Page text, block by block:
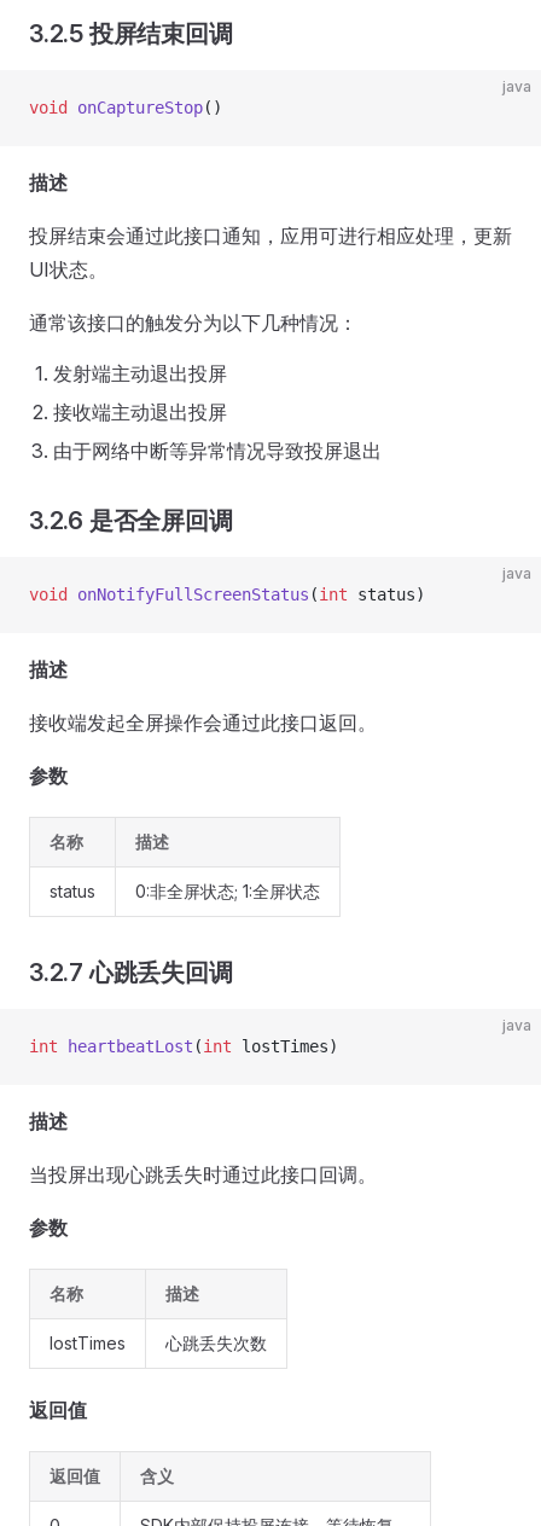
3.2.5 投屏结束回调
java
void onCaptureStop()
描述
投屏结束会通过此接口通知，应用可进行相应处理，更新
UI状态。
通常该接口的触发分为以下几种情况：
发射端主动退出投屏
接收端主动退出投屏
由于网络中断等异常情况导致投屏退出
3.2.6 是否全屏回调
java
void onNotifyFullScreenStatus (int status)
描述
接收端发起全屏操作会通过此接口返回。
参数
名称 描述
status 0:非全屏状态; 1:全屏状态
3.2.7 心跳丢失回调
java
int heartbeatLost (int lostTimes)
描述
当投屏出现心跳丢失时通过此接口回调。
参数
名称 描述
lostTimes 心跳丢失次数
返回值
返回值 含义